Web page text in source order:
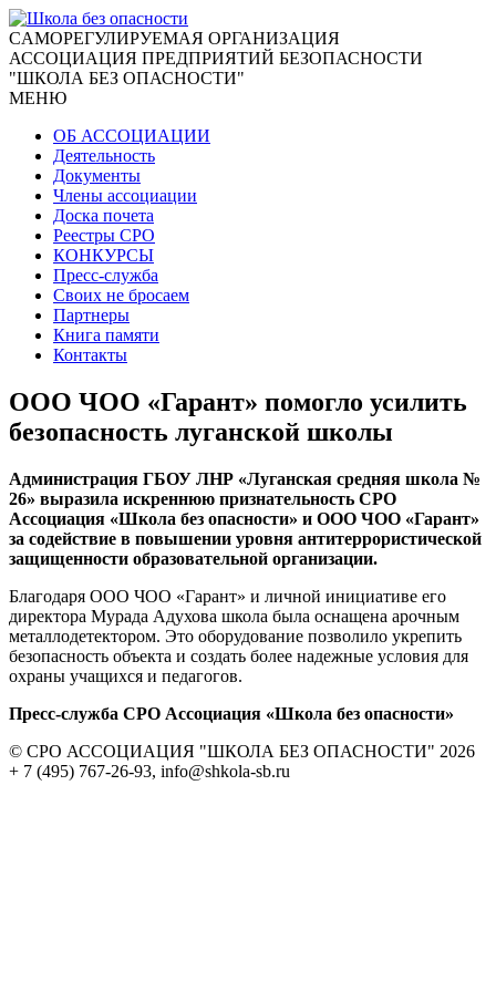
CАМОРЕГУЛИРУЕМАЯ ОРГАНИЗАЦИЯ
АССОЦИАЦИЯ ПРЕДПРИЯТИЙ БЕЗОПАСНОСТИ
"ШКОЛА БЕЗ ОПАСНОСТИ"
МЕНЮ
ОБ АССОЦИАЦИИ
Деятельность
Документы
Члены ассоциации
Доска почета
Реестры СРО
КОНКУРСЫ
Пресс-служба
Своих не бросаем
Партнеры
Книга памяти
Контакты
ООО ЧОО «Гарант» помогло усилить
безопасность луганской школы
Администрация ГБОУ ЛНР «Луганская средняя школа №
26» выразила искреннюю признательность СРО
Ассоциация «Школа без опасности» и ООО ЧОО «Гарант»
за содействие в повышении уровня антитеррористической
защищенности образовательной организации.
Благодаря ООО ЧОО «Гарант» и личной инициативе его
директора Мурада Адухова школа была оснащена арочным
металлодетектором. Это оборудование позволило укрепить
безопасность объекта и создать более надежные условия для
охраны учащихся и педагогов.
Пресс-служба СРО Ассоциация «Школа без опасности»
© СРО АССОЦИАЦИЯ "ШКОЛА БЕЗ ОПАСНОСТИ" 2026
+ 7 (495) 767-26-93, info@shkola-sb.ru